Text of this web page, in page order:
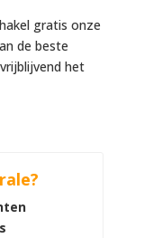
gratis onze
de beste
het